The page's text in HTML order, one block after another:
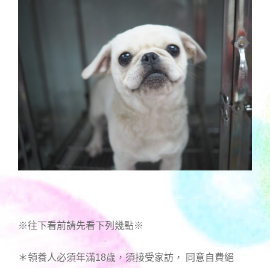
※往下看前請先看下列幾點※
＊領養人必須年滿18歲，須接受家訪， 同意自費絕